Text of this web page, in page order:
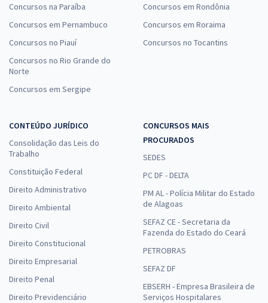
Concursos na Paraíba
Concursos em Pernambuco
Concursos no Piauí
Concursos no Rio Grande do
Norte
Concursos em Sergipe
Concursos em Rondônia
Concursos em Roraima
Concursos no Tocantins
CONTEÚDO JURÍDICO
Consolidação das Leis do
Trabalho
Constituição Federal
Direito Administrativo
Direito Ambiental
Direito Civil
Direito Constitucional
Direito Empresarial
Direito Penal
Direito Previdenciário
CONCURSOS MAIS
PROCURADOS
SEDES
PC DF - DELTA
PM AL - Polícia Militar do Estado
de Alagoas
SEFAZ CE - Secretaria da
Fazenda do Estado do Ceará
PETROBRAS
SEFAZ DF
EBSERH - Empresa Brasileira de
Serviços Hospitalares